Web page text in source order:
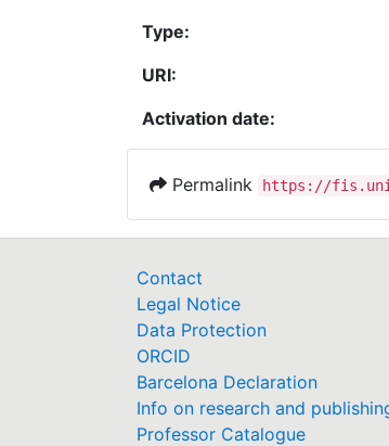
Type:
URI:
Activation date:
Permalink https://fis.uni-
Contact
Legal Notice
Data Protection
ORCID
Barcelona Declaration
Info on research and
Professor Catalogue